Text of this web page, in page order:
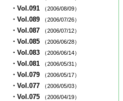
・Vol.091 （2006/08/09）
・Vol.089 （2006/07/26）
・Vol.087 （2006/07/12）
・Vol.085 （2006/06/28）
・Vol.083 （2006/06/14）
・Vol.081 （2006/05/31）
・Vol.079 （2006/05/17）
・Vol.077 （2006/05/03）
・Vol.075 （2006/04/19）